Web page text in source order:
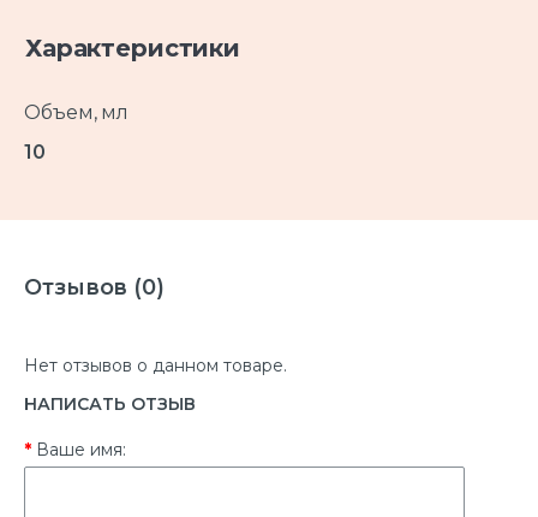
Характеристики
Объем, мл
10
Отзывов (0)
Нет отзывов о данном товаре.
НАПИСАТЬ ОТЗЫВ
Ваше имя: